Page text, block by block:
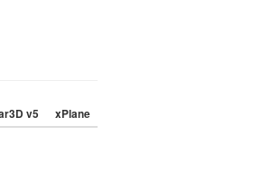
v5 xPlane